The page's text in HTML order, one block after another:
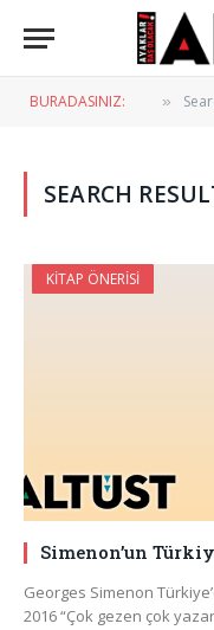
BURADASINIZ: »
SEARCH
KITAP ÖNERISI
Simenon’un
Georges Simenon
2016 “Çok gezen çok